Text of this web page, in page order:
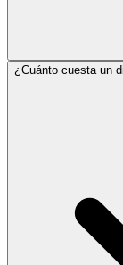
¿Cuánto cuesta un